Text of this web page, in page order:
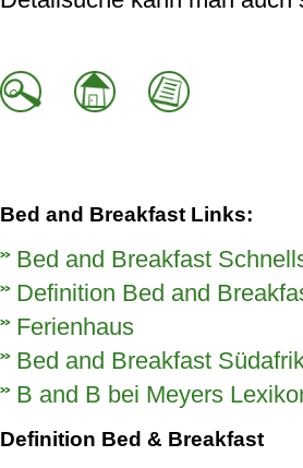
Bed and Breakfast Links:
Bed and Breakfast
Definition Bed and
Ferienhaus
Bed and Breakfast
B and B bei Meyers
Definition Bed & Breakfast